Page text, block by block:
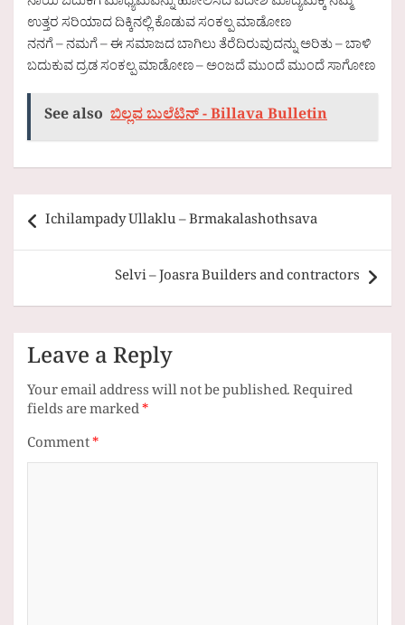
ಉತ್ತರ ಸರಿಯಾದ ದಿಕ್ಕಿನಲ್ಲಿ ಕೊಡುವ ಸಂಕಲ್ಪ ಮಾಡೋಣ
ನನಗೆ – ನಮಗೆ – ಈ ಸಮಾಜದ ಬಾಗಿಲು ತೆರೆದಿರುವುದನ್ನು ಅರಿತು – ಬಾಳಿ
ಬದುಕುವ ದ್ರಡ ಸಂಕಲ್ಪ ಮಾಡೋಣ – ಅಂಜದೆ ಮುಂದೆ ಮುಂದೆ ಸಾಗೋಣ
See also ಬಿಲ್ಲವ ಬುಲೆಟಿನ್ - Billava Bulletin
Post
navigation
Ichilampady Ullaklu – Brmakalashothsava
Selvi – Joasra Builders and contractors
Leave a Reply
Your email address will not be published.Required
fields are marked*
Comment*